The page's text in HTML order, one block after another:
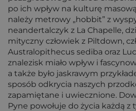
po ich wpływ na kulturę
należy metrowy „hobbit” z
neandertalczyk z La Chapelle,
mityczny człowiek z Piltdown,
Australopithecus sediba oraz
znalezisk miało wpływ i
a także było jaskrawym
sposób odkrycia naszych
zapamiętane i uwiecznione.
Pyne powołuje do życia każdą z